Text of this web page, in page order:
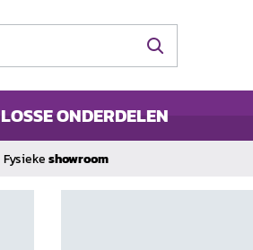
LOSSE ONDERDELEN
Fysiekeshowroom